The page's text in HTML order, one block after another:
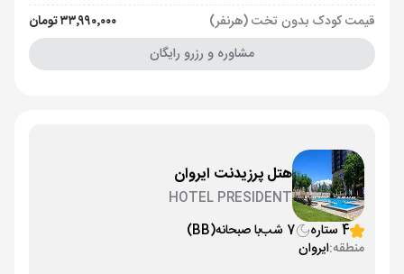
قیمت کودک بدون تخت (هرنفر)
۳۳٬۹۹۰٬۰۰۰ تومان
مشاوره و رزرو رایگان
هتل پرزیدنت ایروان
HOTEL PRESIDENT
4 ستاره
7 شب با صبحانه(BB)
منطقه:ایروان